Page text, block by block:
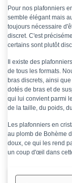
Pour nos plafonniers
semble élégant mais
toujours nécessaire
discret. C'est
certains sont plutôt
Il existe des
de tous les formats.
bras discrets, ainsi
dotés de bras et de
qui lui convient parmi
de la taille, du poids,
Les plafonniers en
au plomb de Bohème
doux, ce qui les rend
un coup d'œil dans
Triage